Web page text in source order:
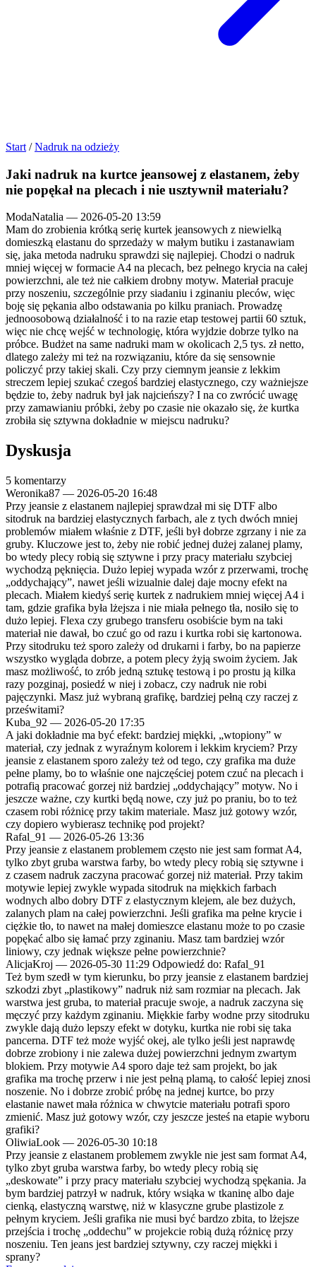
Start / Nadruk na odzieży
Jaki nadruk na kurtce jeansowej z elastanem, żeby
nie popękał na plecach i nie usztywnił materiału?
ModaNatalia — 2026-05-20 13:59
Mam do zrobienia krótką serię kurtek jeansowych z niewielką
domieszką elastanu do sprzedaży w małym butiku i zastanawiam
się, jaka metoda nadruku sprawdzi się najlepiej. Chodzi o nadruk
mniej więcej w formacie A4 na plecach, bez pełnego krycia na całej
powierzchni, ale też nie całkiem drobny motyw. Materiał pracuje
przy noszeniu, szczególnie przy siadaniu i zginaniu pleców, więc
boję się pękania albo odstawania po kilku praniach. Prowadzę
jednoosobową działalność i to na razie etap testowej partii 60 sztuk,
więc nie chcę wejść w technologię, która wyjdzie dobrze tylko na
próbce. Budżet na same nadruki mam w okolicach 2,5 tys. zł netto,
dlatego zależy mi też na rozwiązaniu, które da się sensownie
policzyć przy takiej skali. Czy przy ciemnym jeansie z lekkim
streczem lepiej szukać czegoś bardziej elastycznego, czy ważniejsze
będzie to, żeby nadruk był jak najcieńszy? I na co zwrócić uwagę
przy zamawianiu próbki, żeby po czasie nie okazało się, że kurtka
zrobiła się sztywna dokładnie w miejscu nadruku?
Dyskusja
5 komentarzy
Weronika87 — 2026-05-20 16:48
Przy jeansie z elastanem najlepiej sprawdzał mi się DTF albo
sitodruk na bardziej elastycznych farbach, ale z tych dwóch mniej
problemów miałem właśnie z DTF, jeśli był dobrze zgrzany i nie za
gruby. Kluczowe jest to, żeby nie robić jednej dużej zalanej plamy,
bo wtedy plecy robią się sztywne i przy pracy materiału szybciej
wychodzą pęknięcia. Dużo lepiej wypada wzór z przerwami, trochę
„oddychający”, nawet jeśli wizualnie dalej daje mocny efekt na
plecach. Miałem kiedyś serię kurtek z nadrukiem mniej więcej A4 i
tam, gdzie grafika była lżejsza i nie miała pełnego tła, nosiło się to
dużo lepiej. Flexa czy grubego transferu osobiście bym na taki
materiał nie dawał, bo czuć go od razu i kurtka robi się kartonowa.
Przy sitodruku też sporo zależy od drukarni i farby, bo na papierze
wszystko wygląda dobrze, a potem plecy żyją swoim życiem. Jak
masz możliwość, to zrób jedną sztukę testową i po prostu ją kilka
razy pozginaj, posiedź w niej i zobacz, czy nadruk nie robi
pajęczynki. Masz już wybraną grafikę, bardziej pełną czy raczej z
prześwitami?
Kuba_92 — 2026-05-20 17:35
A jaki dokładnie ma być efekt: bardziej miękki, „wtopiony” w
materiał, czy jednak z wyraźnym kolorem i lekkim kryciem? Przy
jeansie z elastanem sporo zależy też od tego, czy grafika ma duże
pełne plamy, bo to właśnie one najczęściej potem czuć na plecach i
potrafią pracować gorzej niż bardziej „oddychający” motyw. No i
jeszcze ważne, czy kurtki będą nowe, czy już po praniu, bo to też
czasem robi różnicę przy takim materiale. Masz już gotowy wzór,
czy dopiero wybierasz technikę pod projekt?
Rafal_91 — 2026-05-26 13:36
Przy jeansie z elastanem problemem często nie jest sam format A4,
tylko zbyt gruba warstwa farby, bo wtedy plecy robią się sztywne i
z czasem nadruk zaczyna pracować gorzej niż materiał. Przy takim
motywie lepiej zwykle wypada sitodruk na miękkich farbach
wodnych albo dobry DTF z elastycznym klejem, ale bez dużych,
zalanych plam na całej powierzchni. Jeśli grafika ma pełne krycie i
ciężkie tło, to nawet na małej domieszce elastanu może to po czasie
popękać albo się łamać przy zginaniu. Masz tam bardziej wzór
liniowy, czy jednak większe pełne powierzchnie?
AlicjaKroj — 2026-05-30 11:29 Odpowiedź do: Rafal_91
Też bym szedł w tym kierunku, bo przy jeansie z elastanem bardziej
szkodzi zbyt „plastikowy” nadruk niż sam rozmiar na plecach. Jak
warstwa jest gruba, to materiał pracuje swoje, a nadruk zaczyna się
męczyć przy każdym zginaniu. Miękkie farby wodne przy sitodruku
zwykle dają dużo lepszy efekt w dotyku, kurtka nie robi się taka
pancerna. DTF też może wyjść okej, ale tylko jeśli jest naprawdę
dobrze zrobiony i nie zalewa dużej powierzchni jednym zwartym
blokiem. Przy motywie A4 sporo daje też sam projekt, bo jak
grafika ma trochę przerw i nie jest pełną plamą, to całość lepiej znosi
noszenie. No i dobrze zrobić próbę na jednej kurtce, bo przy
elastanie nawet mała różnica w chwytcie materiału potrafi sporo
zmienić. Masz już gotowy wzór, czy jeszcze jesteś na etapie wyboru
grafiki?
OliwiaLook — 2026-05-30 10:18
Przy jeansie z elastanem problemem zwykle nie jest sam format A4,
tylko zbyt gruba warstwa farby, bo wtedy plecy robią się
„deskowate” i przy pracy materiału szybciej wychodzą spękania. Ja
bym bardziej patrzył w nadruk, który wsiąka w tkaninę albo daje
cienką, elastyczną warstwę, niż w klasyczne grube plastizole z
pełnym kryciem. Jeśli grafika nie musi być bardzo zbita, to lżejsze
przejścia i trochę „oddechu” w projekcie robią dużą różnicę przy
noszeniu. Ten jeans jest bardziej sztywny, czy raczej miękki i
sprany?